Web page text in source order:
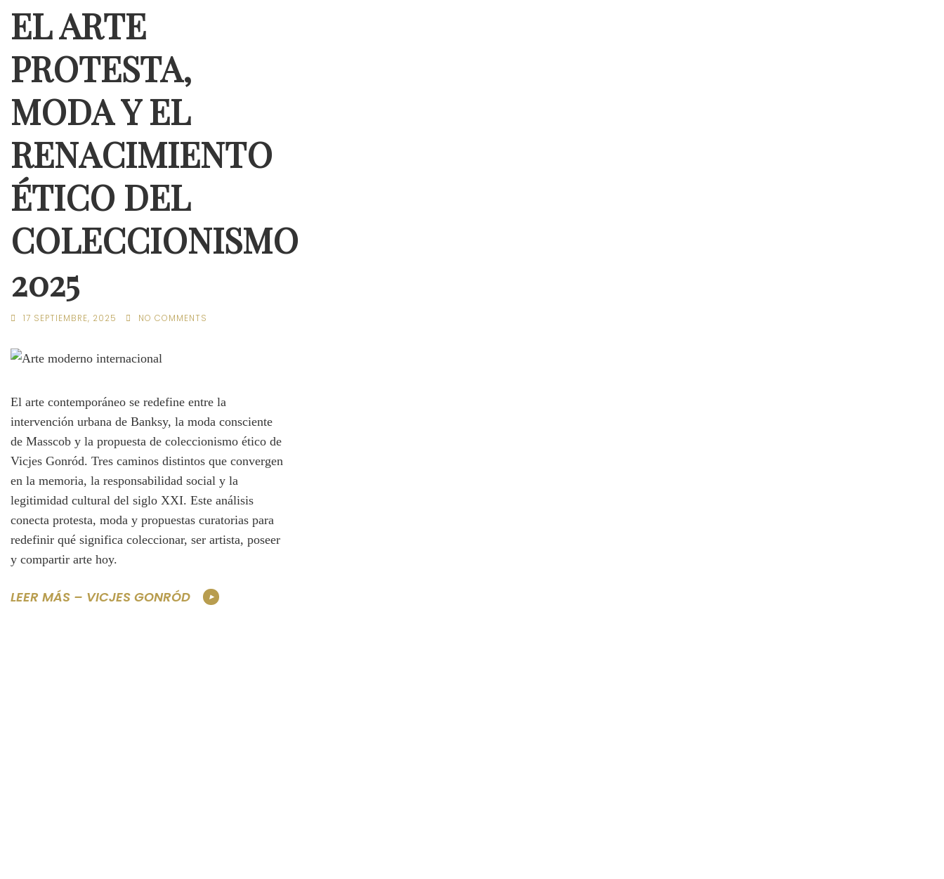
EL ARTE
PROTESTA,
MODA Y EL
RENACIMIENTO
ÉTICO DEL
COLECCIONISMO
2025
17 SEPTIEMBRE, 2025 NO COMMENTS
El arte contemporáneo se redefine entre la
intervención urbana de Banksy, la moda consciente
de Masscob y la propuesta de coleccionismo ético de
Vicjes Gonród. Tres caminos distintos que convergen
en la memoria, la responsabilidad social y la
legitimidad cultural del siglo XXI. Este análisis
conecta protesta, moda y propuestas curatorias para
redefinir qué significa coleccionar, ser artista, poseer
y compartir arte hoy.
LEER MÁS – VICJES GONRÓD